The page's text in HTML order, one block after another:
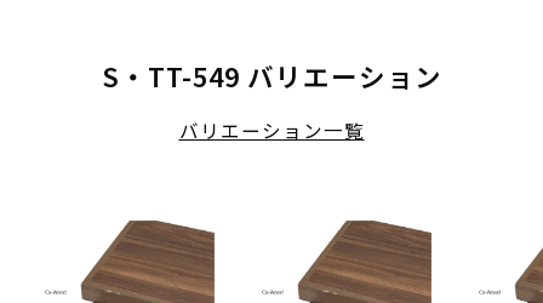
S・TT-549 バリエーション
バリエーション一覧